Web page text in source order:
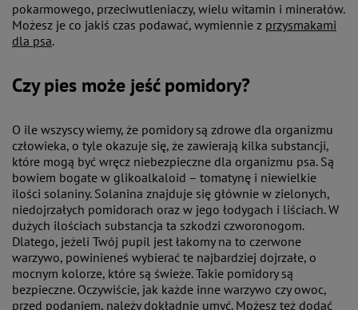
pokarmowego, przeciwutleniaczy, wielu witamin i minerałów.
Możesz je co jakiś czas podawać, wymiennie z przysmakami
dla psa.
Czy pies może jeść pomidory?
O ile wszyscy wiemy, że pomidory są zdrowe dla organizmu
człowieka, o tyle okazuje się, że zawierają kilka substancji,
które mogą być wręcz niebezpieczne dla organizmu psa. Są
bowiem bogate w glikoalkaloid – tomatynę i niewielkie
ilości solaniny. Solanina znajduje się głównie w zielonych,
niedojrzałych pomidorach oraz w jego łodygach i liściach. W
dużych ilościach substancja ta szkodzi czworonogom.
Dlatego, jeżeli Twój pupil jest łakomy na to czerwone
warzywo, powinieneś wybierać te najbardziej dojrzałe, o
mocnym kolorze, które są świeże. Takie pomidory są
bezpieczne. Oczywiście, jak każde inne warzywo czy owoc,
przed podaniem, należy dokładnie umyć. Możesz też dodać